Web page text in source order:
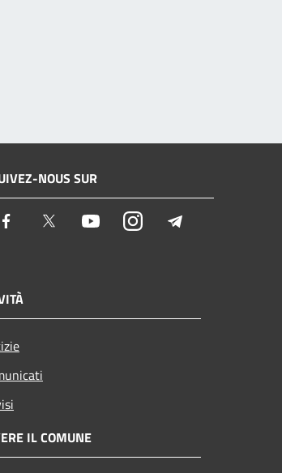
NOUS SUR
Facebook Twitter YoutubeInstagram
IL COMUNE